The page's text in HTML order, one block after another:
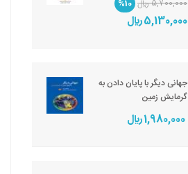
5,700,000 ريال
%10
5,130,000 ريال
جهانی دیگر با پایان دادن به
گرمایش زمین
1,980,000 ريال